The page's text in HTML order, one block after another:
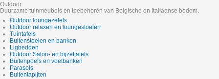
Outdoor
Duurzame tuinmeubels en toebehoren van Belgische en Italiaanse bodem.
Outdoor loungezetels
Outdoor relaxen en loungestoelen
Tuintafels
Buitenstoelen en banken
Ligbedden
Outdoor Salon- en bijzettafels
Buitenpoefs en voetbanken
Parasols
Buitentapijten